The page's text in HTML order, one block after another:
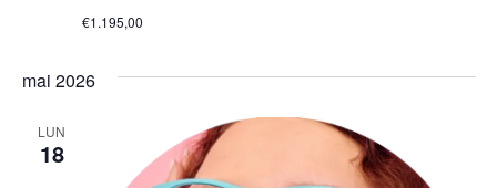
€1.195,00
mai 2026
LUN
18